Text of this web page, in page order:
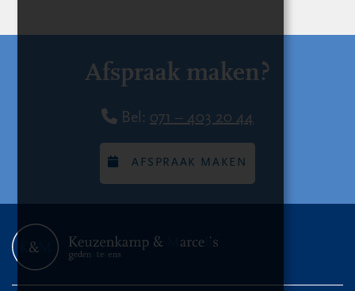
Afspraak maken?
Bel: 071 – 403 20 44
AFSPRAAK MAKEN